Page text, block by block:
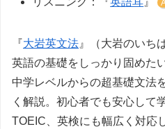
『大岩英文法 』（大岩のいち
英語の基礎をしっかり固めた
中学レベルからの超基礎文法
く解説。初心者でも安心して
TOEIC、英検にも幅広く対応